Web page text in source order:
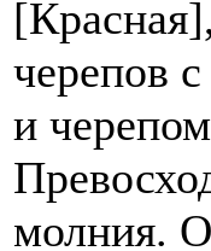
черепов
и
молния.